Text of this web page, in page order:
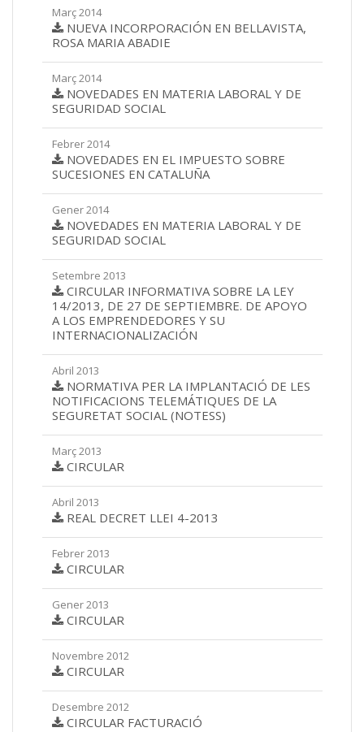
Març 2014
NUEVA INCORPORACIÓN EN BELLAVISTA,
ROSA MARIA ABADIE
Març 2014
NOVEDADES EN MATERIA LABORAL Y DE
SEGURIDAD SOCIAL
Febrer 2014
NOVEDADES EN EL IMPUESTO SOBRE
SUCESIONES EN CATALUÑA
Gener 2014
NOVEDADES EN MATERIA LABORAL Y DE
SEGURIDAD SOCIAL
Setembre 2013
CIRCULAR INFORMATIVA SOBRE LA LEY
14/2013, DE 27 DE SEPTIEMBRE. DE APOYO
A LOS EMPRENDEDORES Y SU
INTERNACIONALIZACIÓN
Abril 2013
NORMATIVA PER LA IMPLANTACIÓ DE LES
NOTIFICACIONS TELEMÁTIQUES DE LA
SEGURETAT SOCIAL (NOTESS)
Març 2013
CIRCULAR
Abril 2013
REAL DECRET LLEI 4-2013
Febrer 2013
CIRCULAR
Gener 2013
CIRCULAR
Novembre 2012
CIRCULAR
Desembre 2012
CIRCULAR FACTURACIÓ